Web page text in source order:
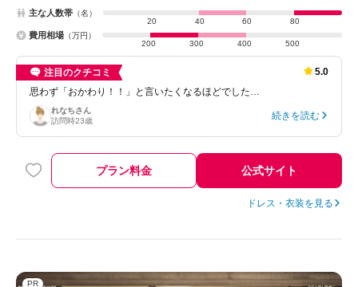
主な人数帯 （名）
20
40 60 80
費用相場 （万円）
200
300 400 500
注目のクチコミ
5.0
思わず「おかわり！！」と言いたくなるほどでした…
れなちさん
訪問時23歳 続きを読む
プラン料金 公式サイト
ドレス・衣装を見る
PR